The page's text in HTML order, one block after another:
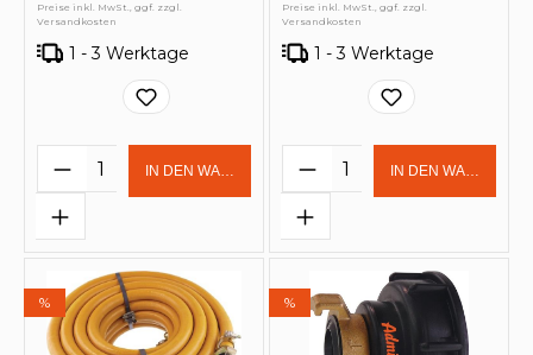
Preise inkl. MwSt., ggf. zzgl.
Versandkosten
1 - 3 Werktage
Produkt Anzahl: Gib den
IN DEN WARENKORB
Preise inkl. MwSt., ggf. zzgl.
Versandkosten
1 - 3 Werktage
Produkt Anzahl:
IN DEN
% %